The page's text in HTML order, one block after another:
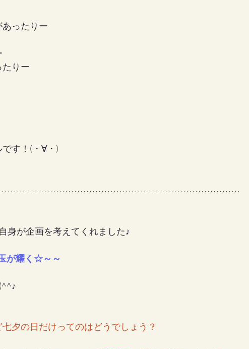
ったりー
りー
す！(・∀・)
身が企画を考えてくれました♪
が耀く☆～～
夕の日だけってのはどうでしょう？